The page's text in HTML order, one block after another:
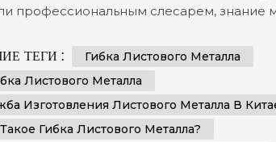
профессиональным слесарем, знание
результата. В этом
как точно и аккуратно согнуть листовой
ТЕГИ :
Гибка Листового Металла
Листового Металла
Изготовления Листового Металла В
Гибка Листового Металла?